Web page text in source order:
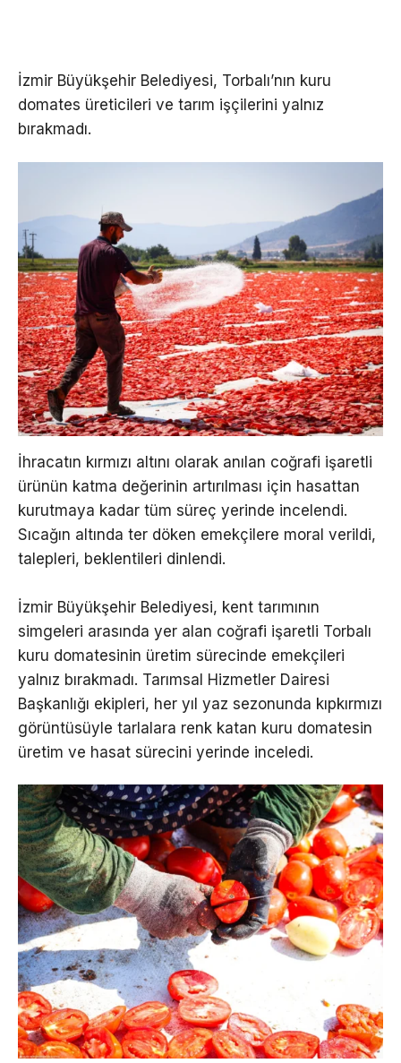
İzmir Büyükşehir Belediyesi, Torbalı’nın kuru
domates üreticileri ve tarım işçilerini yalnız
bırakmadı.
İhracatın kırmızı altını olarak anılan coğrafi işaretli
ürünün katma değerinin artırılması için hasattan
kurutmaya kadar tüm süreç yerinde incelendi.
Sıcağın altında ter döken emekçilere moral verildi,
talepleri, beklentileri dinlendi.
İzmir Büyükşehir Belediyesi, kent tarımının
simgeleri arasında yer alan coğrafi işaretli Torbalı
kuru domatesinin üretim sürecinde emekçileri
yalnız bırakmadı. Tarımsal Hizmetler Dairesi
Başkanlığı ekipleri, her yıl yaz sezonunda kıpkırmızı
görüntüsüyle tarlalara renk katan kuru domatesin
üretim ve hasat sürecini yerinde inceledi.